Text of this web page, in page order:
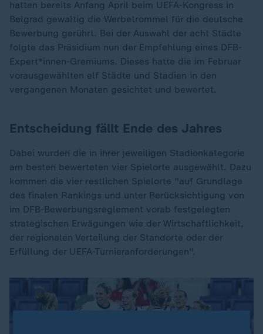
hatten bereits Anfang April beim UEFA-Kongress in
Belgrad gewaltig die Werbetrommel für die deutsche
Bewerbung gerührt. Bei der Auswahl der acht Städte
folgte das Präsidium nun der Empfehlung eines DFB-
Expert*innen-Gremiums. Dieses hatte die im Februar
vorausgewählten elf Städte und Stadien in den
vergangenen Monaten gesichtet und bewertet.
Entscheidung fällt Ende des Jahres
Dabei wurden die in ihrer jeweiligen Stadionkategorie
am besten bewerteten vier Spielorte ausgewählt. Dazu
kommen die vier restlichen Spielorte "auf Grundlage
des finalen Rankings und unter Berücksichtigung von
im DFB-Bewerbungsreglement vorab festgelegten
strategischen Erwägungen wie der Wirtschaftlichkeit,
der regionalen Verteilung der Standorte oder der
Erfüllung der UEFA-Turnieranforderungen".